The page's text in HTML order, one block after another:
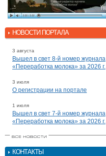
НОВОСТИ ПОРТАЛА
3 августа
Вышел в свет 8-й номер журнала
«Переработка молока» за 2026 г.
3 июля
О регистрации на портале
1 июля
Вышел в свет 7-й номер журнала
«Переработка молока» за 2026 г.
КОНТАКТЫ